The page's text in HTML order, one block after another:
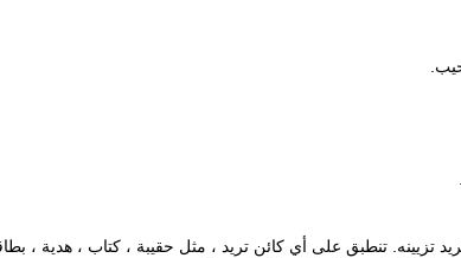
تزيينه. تنطبق على أي كائن تريد ، مثل حقيبة ، كتاب ، هدية ،